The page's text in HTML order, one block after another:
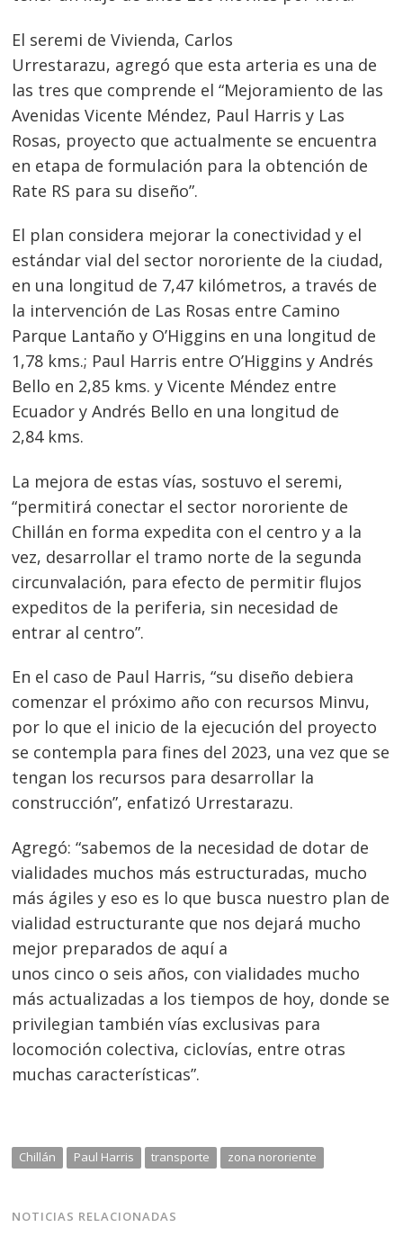
El seremi de Vivienda, Carlos
Urrestarazu, agregó que esta arteria es una de
las tres que comprende el “Mejoramiento de las
Avenidas Vicente Méndez, Paul Harris y Las
Rosas, proyecto que actualmente se encuentra
en etapa de formulación para la obtención de
Rate RS para su diseño”.
El plan considera mejorar la conectividad y el
estándar vial del sector nororiente de la ciudad,
en una longitud de 7,47 kilómetros, a través de
la intervención de Las Rosas entre Camino
Parque Lantaño y O’Higgins en una longitud de
1,78 kms.; Paul Harris entre O’Higgins y Andrés
Bello en 2,85 kms. y Vicente Méndez entre
Ecuador y Andrés Bello en una longitud de
2,84 kms.
La mejora de estas vías, sostuvo el seremi,
“permitirá conectar el sector nororiente de
Chillán en forma expedita con el centro y a la
vez, desarrollar el tramo norte de la segunda
circunvalación, para efecto de permitir flujos
expeditos de la periferia, sin necesidad de
entrar al centro”.
En el caso de Paul Harris, “su diseño debiera
comenzar el próximo año con recursos Minvu,
por lo que el inicio de la ejecución del proyecto
se contempla para fines del 2023, una vez que se
tengan los recursos para desarrollar la
construcción”, enfatizó Urrestarazu.
Agregó: “sabemos de la necesidad de dotar de
vialidades muchos más estructuradas, mucho
más ágiles y eso es lo que busca nuestro plan de
vialidad estructurante que nos dejará mucho
mejor preparados de aquí a
unos cinco o seis años, con vialidades mucho
más actualizadas a los tiempos de hoy, donde se
privilegian también vías exclusivas para
locomoción colectiva, ciclovías, entre otras
muchas características”.
Chillán Paul Harris transporte zona nororiente
NOTICIAS RELACIONADAS
Navegación
de
entradas